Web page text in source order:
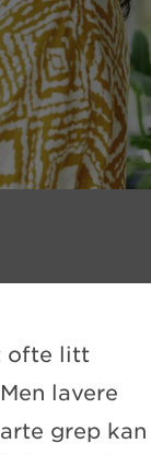
ofte litt
lavere
grep kan